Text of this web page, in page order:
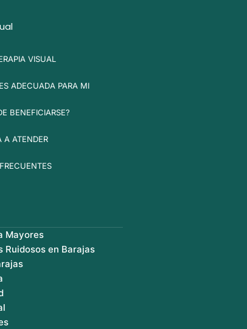
VISUAL
ADECUADA PARA MI
BENEFICIARSE?
A ATENDER
Mayores
en Barajas